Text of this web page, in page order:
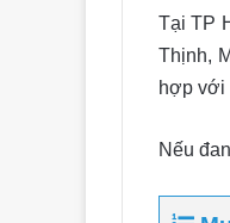
Tại TP
Thịnh,
hợp với
Nếu